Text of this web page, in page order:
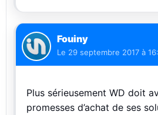
Fouiny
Le 29 septembre 2017 à
Plus sérieusement WD doit
promesses d’achat de ses